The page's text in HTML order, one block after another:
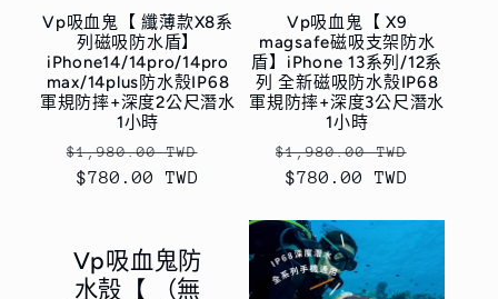
Vp吸血鬼【 纖薄款X8系
列磁吸防水盾】
iPhone14/14pro/14pro
max/14plus防水殼IP68
軍規防摔+深度2公尺潛水
1小時
定
價
$1,980.00 TWD
$780.00 TWD
Vp吸血鬼【 X9
magsafe磁吸支架防水
盾】iPhone 13系列/12系
列 全新磁吸防水殼IP68
軍規防摔+深度3公尺潛水
1小時
定
價
$1,980.00 TWD
$780.00 TWD
Vp吸血鬼防
水殼【 （無